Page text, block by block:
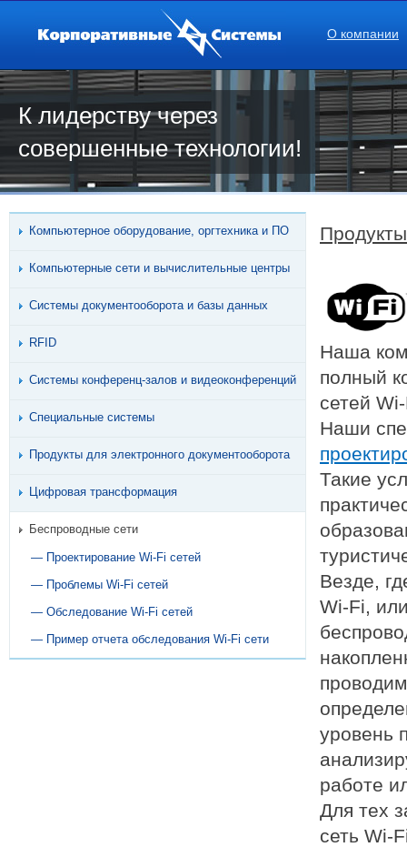
О компании
К лидерству через
совершенные технологии!
Компьютерное оборудование, оргтехника и ПО
Компьютерные сети и вычислительные центры
Системы документооборота и базы данных
RFID
Системы конференц-залов и видеоконференций
Специальные системы
Продукты для электронного документооборота
Цифровая трансформация
Беспроводные сети
— Проектирование Wi-Fi сетей
— Проблемы Wi-Fi сетей
— Обследование Wi-Fi сетей
— Пример отчета обследования Wi-Fi сети
Наша
полный
сетей
Наши
Такие
Везде,
Wi-Fi,
уровень
работе
Для тех
сеть Wi-